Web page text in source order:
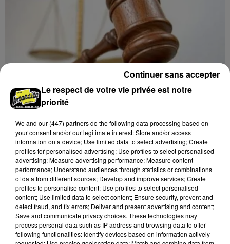
8 août 2026
LE COUDRAY - VENTE AUX ENCHÈRES :
TSF, TÉLÉPHONES
Mardi 15 décembre à 10h00 à l'espace des ventes du
Coudray : vente aux enchères. TSF. Téléphones.
Le respect de votre vie privée est notre
priorité
We and our (447) partnersdo the following data processing based on
your consent and/or our legitimate interest: Store and/or access
information on a device; Use limited data to select advertising; Create
profiles for personalised advertising; Use profiles to select personalised
advertising; Measure advertising performance; Measure content
performance; Understand audiences through statistics or combinations
of data from different sources; Develop and improve services; Create
profiles to personalise content; Use profiles to select personalised
content; Use limited data to select content; Ensure security, prevent and
detect fraud, and fix errors; Deliver and present advertising and content;
Save and communicate privacy choices. These technologies may
process personal data such as IP address and browsing data to offer
following functionalities: Identify devices based on information actively
Continuer sans accepter